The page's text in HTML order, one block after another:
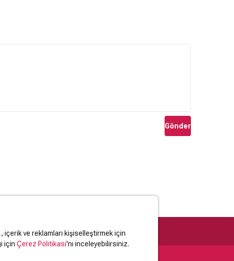
Gönder
içerik ve reklamları kişiselleştirmek için
için Çerez Politikası'nı inceleyebilirsiniz.